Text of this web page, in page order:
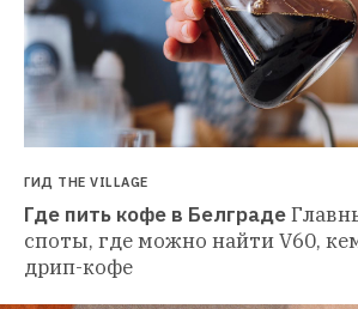
ГИД THE VILLAGE
Где пить кофе в Белграде
споты, где можно найти V60,
дрип-кофе